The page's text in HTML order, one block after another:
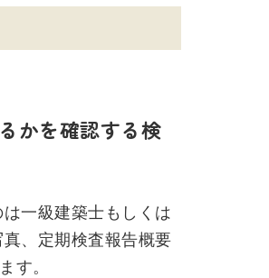
かを確認する検
一級建築士もしくは
、定期検査報告概要
す。